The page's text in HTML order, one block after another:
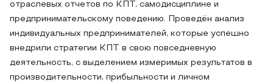
отраслевых отчетов по КПТ, самодисциплине и
предпринимательскому поведению. Проведён анализ
индивидуальных предпринимателей, которые успешно
внедрили стратегии КПТ в свою повседневную
деятельность, с выделением измеримых результатов в
производительности, прибыльности и личном